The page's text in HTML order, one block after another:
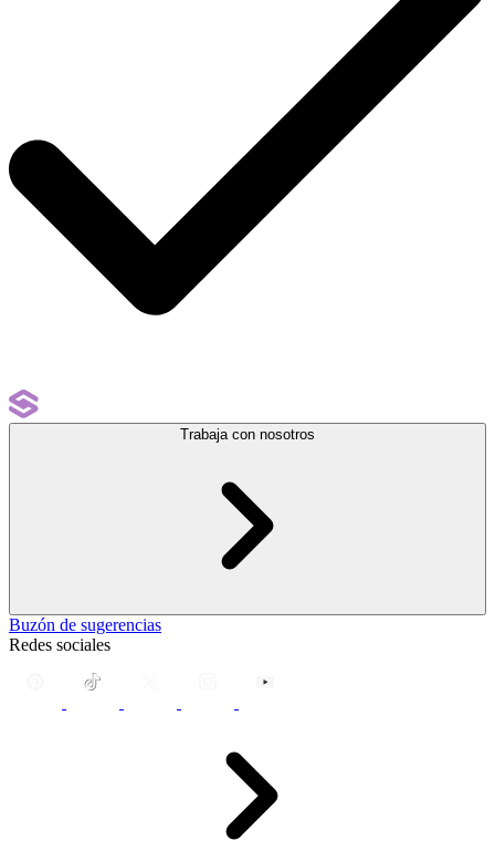
Trabaja con nosotros
Buzón de sugerencias
Redes sociales